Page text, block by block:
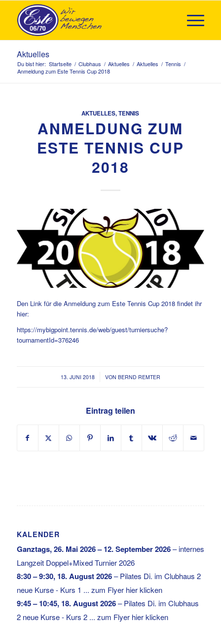
Aktuelles
Du bist hier: Startseite / Clubhaus / Aktuelles / Aktuelles / Tennis /
Anmeldung zum Este Tennis Cup 2018
AKTUELLES,TENNIS
ANMELDUNG ZUM
ESTE TENNIS CUP
2018
Den Link für die Anmeldung zum Este Tennis Cup 2018 findet ihr
hier:
https://mybigpoint.tennis.de/web/guest/turniersuche?
tournamentId=376246
13. JUNI 2018
/ VON BERND REMTER
Eintrag teilen
KALENDER
Ganztags,26. Mai 2026– 12. September 2026–internes
Langzeit Doppel+Mixed Turnier 2026
8:30– 9:30, 18. August 2026–Pilates Di. im Clubhaus 2
neue Kurse - Kurs 1 ... zum Flyer hier klicken
9:45– 10:45, 18. August 2026–Pilates Di. im Clubhaus
2 neue Kurse - Kurs 2 ... zum Flyer hier klicken